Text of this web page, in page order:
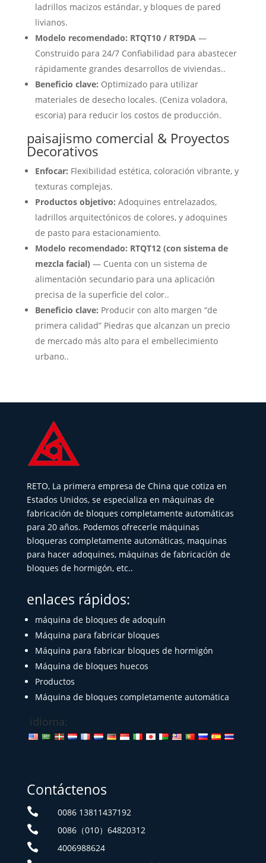
ladrillos macizos estándar, y bloques de pared
livianos.
Modelo recomendado: RTQT10 / RT9DA —
Construido para 24/7 Confiabilidad para abastecer
rápidamente grandes desarrollos de viviendas..
Beneficio clave: Optimizado para utilizar
materiales de desecho locales. (Ceniza voladora,
escoria) para reducir los costos de producción.
paisajismo comercial & Proyectos
Decorativos
Enfocar: Flexibilidad estética, coloración vibrante, y
texturas complejas.
Productos objetivo: Adoquines entrelazados,
ladrillos arquitectónicos de colores, y adoquines
de pasto para estacionamiento.
Modelo recomendado: RTQT12 (con sistema de
mezcla facial) — Cuenta con un sistema de
alimentación secundario para una aplicación
precisa de la superficie del color..
Beneficio clave: Producir con alto margen “de
primera calidad” Piedras que alcanzan un precio
de mercado más alto para el embellecimiento
urbano..
RETO, La primera empresa de China que cotiza en
Estados Unidos, se especializa en máquinas de
fabricación de bloques completamente automáticas
para 20 años. Podemos ofrecerle máquinas
bloqueras completamente automáticas, maquinas
para hacer adoquines, máquinas de fabricación de
bloques de hormigón, etc..
enlaces rápidos:
máquina de bloques de adoquín
Máquina para fabricar bloques
Máquina para fabricar bloques de hormigón
Máquina de bloques huecos
Productos
Máquina de bloques completamente automática
idioma:
Contáctenos
 0086 13811437192
 0086（010）64820312
 4006988624